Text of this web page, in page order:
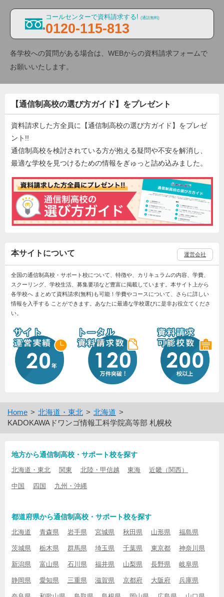
コールセンターで資料請求する! (通話無料)
0120-115-813
各学校への質問がある場合は、WEBからの資料請求フォームで
お願いいたします。
【通信制高校の選び方ガイド】をプレゼント
資料請求した方全員に【通信制高校の選び方ガイド】をプレゼ
ント!!
通信制高校を検討されている方が抱える疑問や不安を解消し、
最適な学校を見つけるための情報をぎゅっと詰め込みました。
本サイトについて 運営会社
全国の通信制高校・サポート校について、特徴や、カリキュラムの内容、学費、
スクーリング、学校生活、募集要項など豊富に掲載しています。本サイト上から
各学校へ まとめて資料請求(無料)も可能！学費やコースについて、さらに詳しい
情報を入手する ことができます。あなたに最適な学校選びに是非お役立てくださ
い。
Home 北海道・東北
北海道
KADOKAWAドワンゴ情報工科学院高等部 札幌校
地方から通信制高校・サポート校を探す
北海道・東北 関東 北陸・甲信越 東海 近畿（関西）
中国 四国 九州・沖縄
都道府県から通信制高校・サポート校を探す
北海道 青森県 岩手県 宮城県 秋田県 山形県 福島県
茨城県 栃木県 群馬県 埼玉県 千葉県 東京都 神奈川県
新潟県 富山県 石川県 福井県 山梨県 長野県 岐阜県
静岡県 愛知県 三重県 滋賀県 京都府 大阪府 兵庫県